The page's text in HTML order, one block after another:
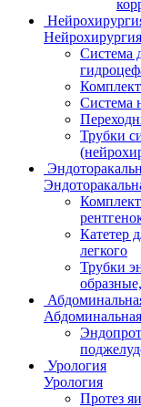
Нейрохирургия
Система
Система
Трубки
Катетер
легкого
Трубки
Урология
Урология
Протез